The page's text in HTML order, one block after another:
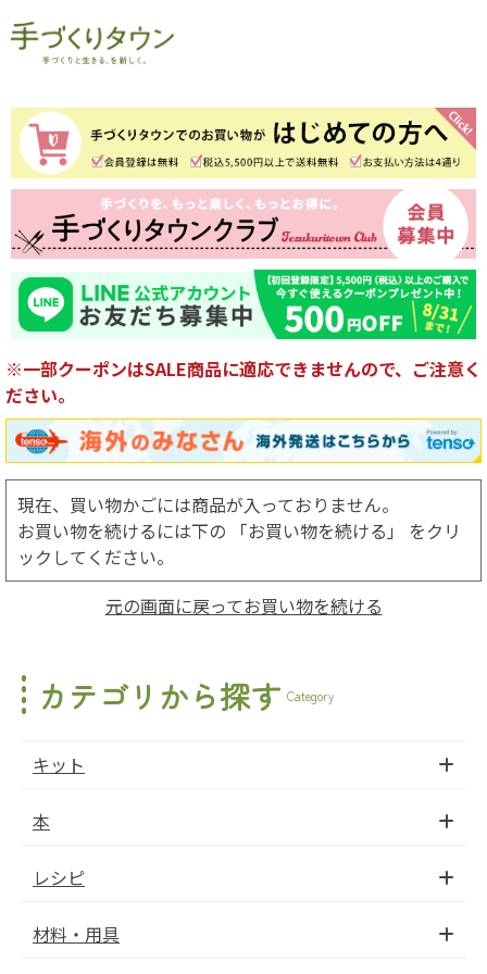
※一部クーポンはSALE商品に適応できませんので、ご注意く
ださい。
現在、買い物かごには商品が入っておりません。
お買い物を続けるには下の 「お買い物を続ける」 をクリ
ックしてください。
元の画面に戻ってお買い物を続ける
カテゴリから探す Category
キット
本
レシピ
材料・用具